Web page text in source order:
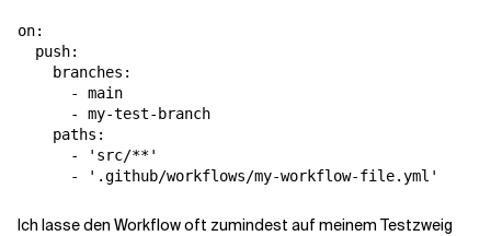
on:
push:
branches :
-
main
-
my-test-branch
paths :
-
' src/**'
-
' .github/workflows/my-workflow-file.yml'
Ich lasse den Workflow oft zumindest auf meinem Testzweig